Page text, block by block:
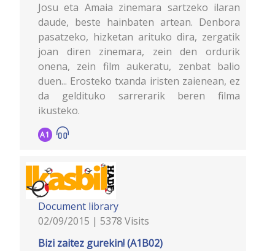
Josu eta Amaia zinemara sartzeko ilaran
daude, beste hainbaten artean. Denbora
pasatzeko, hizketan arituko dira, zergatik
joan diren zinemara, zein den ordurik
onena, zein film aukeratu, zenbat balio
duen... Erosteko txanda iristen zaienean, ez
da geldituko sarrerarik beren filma
ikusteko.
A1
Document library
02/09/2015 | 5378 Visits
Bizi zaitez gurekin! (A1B02)